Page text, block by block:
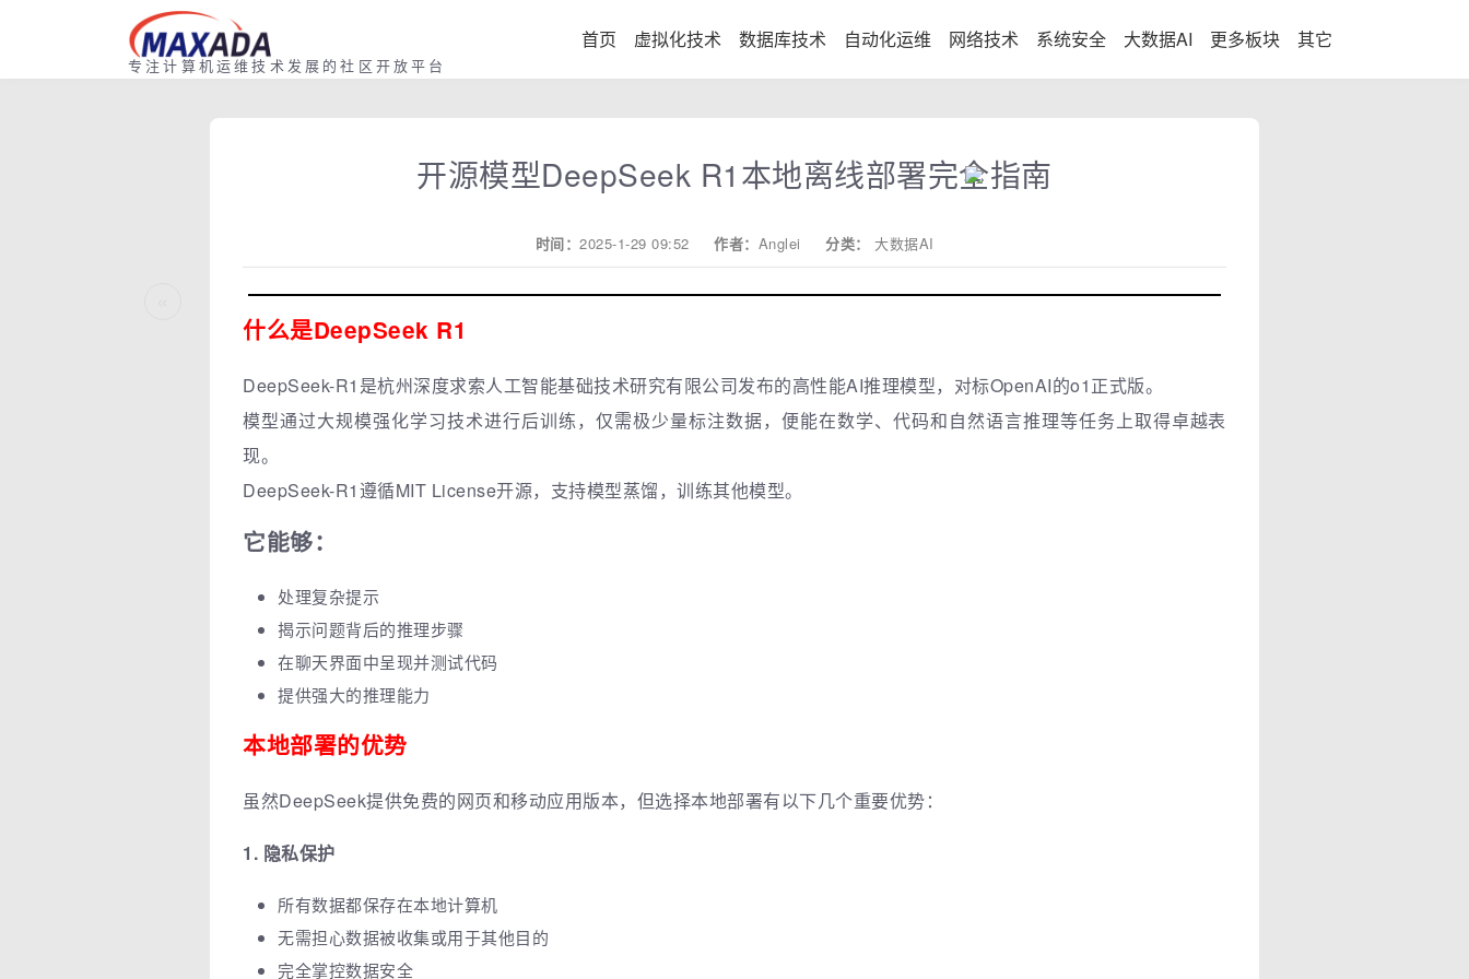
专注计算机运维技术发展的社区开放平台
首页 虚拟化技术 数据库技术 自动化运维 网络技术 系统安全 大数据AI 更多板块 其它
开源模型DeepSeek R1本地离线部署完全指南
时间： 2025-1-29 09:52 作者： Anglei 分类： 大数据AI
什么是DeepSeek R1
DeepSeek-R1是杭州深度求索人工智能基础技术研究有限公司发布的高性能AI推理模型，对标OpenAI的o1正式版。
模型通过大规模强化学习技术进行后训练，仅需极少量标注数据，便能在数学、代码和自然语言推理等任务上取得卓越表
现。
DeepSeek-R1遵循MIT License开源，支持模型蒸馏，训练其他模型。
它能够：
处理复杂提示
揭示问题背后的推理步骤
在聊天界面中呈现并测试代码
提供强大的推理能力
本地部署的优势
虽然DeepSeek提供免费的网页和移动应用版本，但选择本地部署有以下几个重要优势：
1. 隐私保护
所有数据都保存在本地计算机
无需担心数据被收集或用于其他目的
完全掌控数据安全